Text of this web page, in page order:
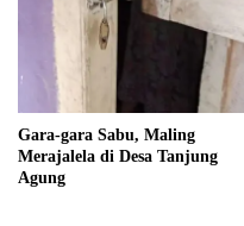
Gara-gara Sabu, Maling
Merajalela di Desa Tanjung
Agung